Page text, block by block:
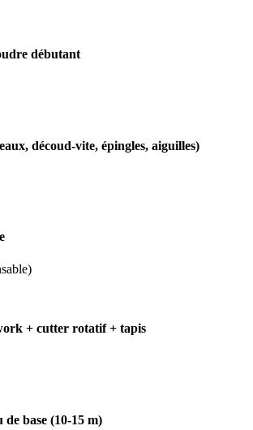
débutant
découd-vite, épingles, aiguilles)
+ cutter rotatif + tapis
de base (10-15 m)